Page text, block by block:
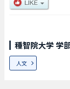
種智院大学 学
人文